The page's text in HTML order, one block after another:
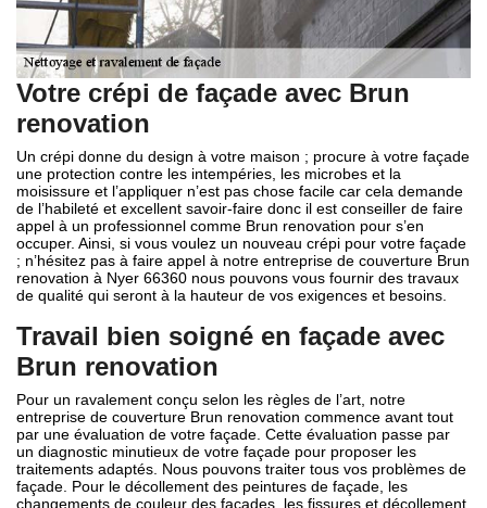
Votre crépi de façade avec Brun
renovation
Un crépi donne du design à votre maison ; procure à votre façade
une protection contre les intempéries, les microbes et la
moisissure et l’appliquer n’est pas chose facile car cela demande
de l’habileté et excellent savoir-faire donc il est conseiller de faire
appel à un professionnel comme Brun renovation pour s’en
occuper. Ainsi, si vous voulez un nouveau crépi pour votre façade
; n’hésitez pas à faire appel à notre entreprise de couverture Brun
renovation à Nyer 66360 nous pouvons vous fournir des travaux
de qualité qui seront à la hauteur de vos exigences et besoins.
Travail bien soigné en façade avec
Brun renovation
Pour un ravalement conçu selon les règles de l’art, notre
entreprise de couverture Brun renovation commence avant tout
par une évaluation de votre façade. Cette évaluation passe par
un diagnostic minutieux de votre façade pour proposer les
traitements adaptés. Nous pouvons traiter tous vos problèmes de
façade. Pour le décollement des peintures de façade, les
changements de couleur des façades, les fissures et décollement